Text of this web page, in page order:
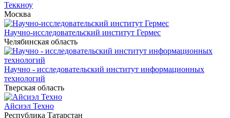
Теккноу
Москва
Научно-исследовательский институт Гермес
Челябинская область
Научно - исследовательский институт информационных
технологий
Тверская область
Айсиэл Техно
Республика Татарстан